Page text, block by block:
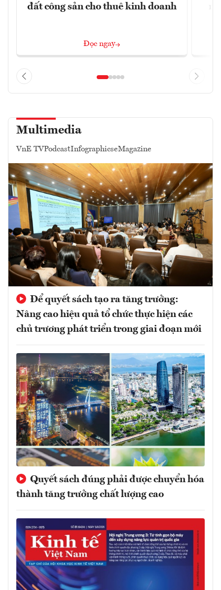
đất công sản cho thuê kinh doanh
Đọc ngay
Multimedia
VnE TVPodcastInfographicseMagazine
Để quyết sách tạo ra tăng trưởng:
Nâng cao hiệu quả tổ chức thực hiện các
chủ trương phát triển trong giai đoạn mới
Quyết sách đúng phải được chuyển hóa
thành tăng trưởng chất lượng cao